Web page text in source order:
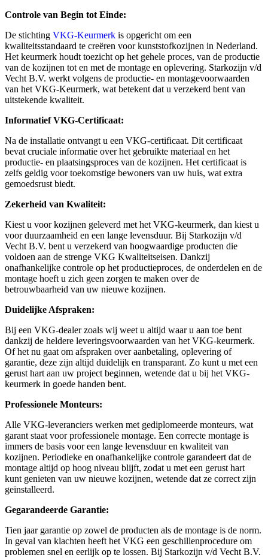
Controle van Begin tot Einde:
De stichting VKG-Keurmerk is opgericht om een
kwaliteitsstandaard te creëren voor kunststofkozijnen in Nederland.
Het keurmerk houdt toezicht op het gehele proces, van de productie
van de kozijnen tot en met de montage en oplevering. Starkozijn v/d
Vecht B.V. werkt volgens de productie- en montagevoorwaarden
van het VKG-Keurmerk, wat betekent dat u verzekerd bent van
uitstekende kwaliteit.
Informatief VKG-Certificaat:
Na de installatie ontvangt u een VKG-certificaat. Dit certificaat
bevat cruciale informatie over het gebruikte materiaal en het
productie- en plaatsingsproces van de kozijnen. Het certificaat is
zelfs geldig voor toekomstige bewoners van uw huis, wat extra
gemoedsrust biedt.
Zekerheid van Kwaliteit:
Kiest u voor kozijnen geleverd met het VKG-keurmerk, dan kiest u
voor duurzaamheid en een lange levensduur. Bij Starkozijn v/d
Vecht B.V. bent u verzekerd van hoogwaardige producten die
voldoen aan de strenge VKG Kwaliteitseisen. Dankzij
onafhankelijke controle op het productieproces, de onderdelen en de
montage hoeft u zich geen zorgen te maken over de
betrouwbaarheid van uw nieuwe kozijnen.
Duidelijke Afspraken:
Bij een VKG-dealer zoals wij weet u altijd waar u aan toe bent
dankzij de heldere leveringsvoorwaarden van het VKG-keurmerk.
Of het nu gaat om afspraken over aanbetaling, oplevering of
garantie, deze zijn altijd duidelijk en transparant. Zo kunt u met een
gerust hart aan uw project beginnen, wetende dat u bij het VKG-
keurmerk in goede handen bent.
Professionele Monteurs:
Alle VKG-leveranciers werken met gediplomeerde monteurs, wat
garant staat voor professionele montage. Een correcte montage is
immers de basis voor een lange levensduur en kwaliteit van
kozijnen. Periodieke en onafhankelijke controle garandeert dat de
montage altijd op hoog niveau blijft, zodat u met een gerust hart
kunt genieten van uw nieuwe kozijnen, wetende dat ze correct zijn
geïnstalleerd.
Gegarandeerde Garantie:
Tien jaar garantie op zowel de producten als de montage is de norm.
In geval van klachten heeft het VKG een geschillenprocedure om
problemen snel en eerlijk op te lossen. Bij Starkozijn v/d Vecht B.V.